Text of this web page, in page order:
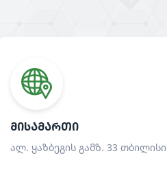
ᲛᲘᲡᲐᲛᲐᲠᲗᲘ
ალ. ყაზბეგის გამზ. 33 თბილისი